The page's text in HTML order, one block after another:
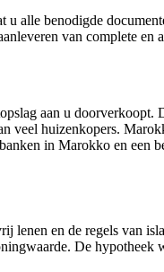
alle benodigde
van complete en
aan u doorverkoopt.
veel huizenkopers.
in Marokko en een
lenen en de regels van
De